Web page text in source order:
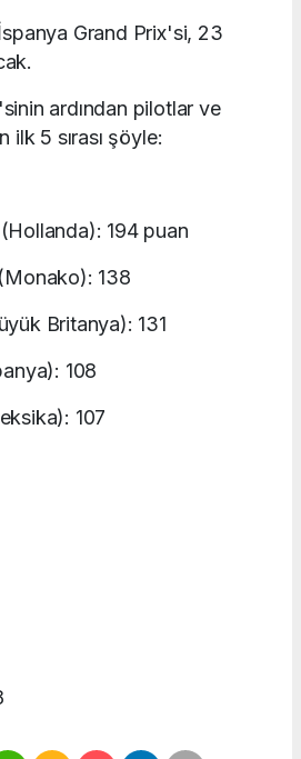
Grand Prix'si, 23
ardından pilotlar ve
ilk 5 sırası şöyle:
194 puan
138
Britanya): 131
108
107